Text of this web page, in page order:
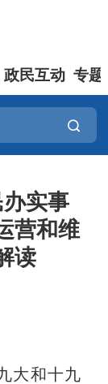
政民互动 专题
办实事
营和维
读
大和十九